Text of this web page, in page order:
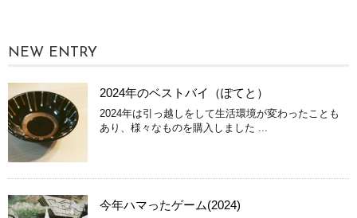
NEW ENTRY
2024年のベストバイ（ぽてと）
2024年は引っ越しをして生活環境が変わったことも
あり、様々なものを購入しました ...
今年ハマったゲーム(2024)